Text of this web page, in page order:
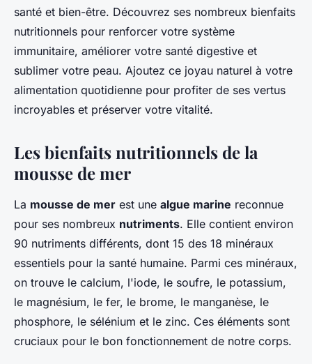
Victor •14/09/2024 19:14•5 min de lecture
santé et bien-être. Découvrez ses nombreux bienfaits
nutritionnels pour renforcer votre système
immunitaire, améliorer votre santé digestive et
sublimer votre peau. Ajoutez ce joyau naturel à votre
alimentation quotidienne pour profiter de ses vertus
incroyables et préserver votre vitalité.
Les bienfaits nutritionnels de la
mousse de mer
La mousse de mer est une algue marine reconnue
pour ses nombreux nutriments. Elle contient environ
90 nutriments différents, dont 15 des 18 minéraux
essentiels pour la santé humaine. Parmi ces minéraux,
on trouve le calcium, l'iode, le soufre, le potassium,
le magnésium, le fer, le brome, le manganèse, le
phosphore, le sélénium et le zinc. Ces éléments sont
cruciaux pour le bon fonctionnement de notre corps.